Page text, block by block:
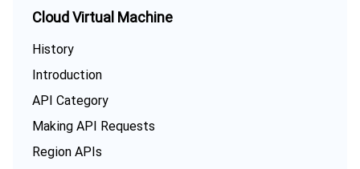
专用宿主机
弹性伸缩
自动化助手
DDoS 防护
安全加速 SCDN
多网聚合加速（腾讯云聚通）
容器服务
服务网格
容器镜像服务
分布式云
本地专用集群
边缘可用区
微服务
弹性微服务
Serverless
Cloud Virtual Machine
History
Introduction
API Category
Making API Requests
Region APIs